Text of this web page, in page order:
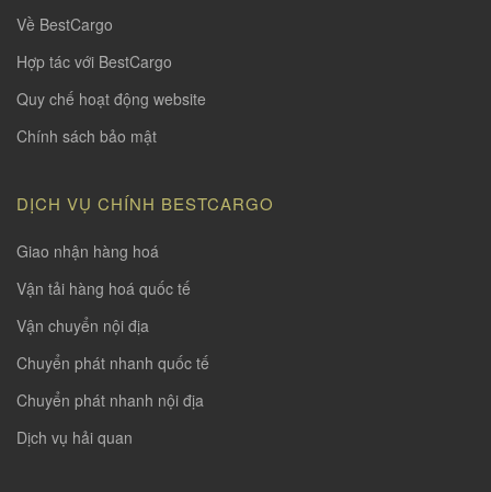
Về BestCargo
Hợp tác với BestCargo
Quy chế hoạt động website
Chính sách bảo mật
DỊCH VỤ CHÍNH BESTCARGO
Giao nhận hàng hoá
Vận tải hàng hoá quốc tế
Vận chuyển nội địa
Chuyển phát nhanh quốc tế
Chuyển phát nhanh nội địa
Dịch vụ hải quan